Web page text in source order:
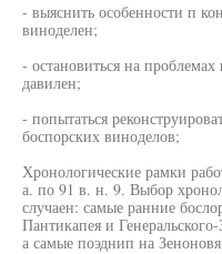
- выяснить особенности п
виноделен;
- остановиться на
давилен;
- попытаться
боспорских виноделов;
Хронологические рамки
а. по 91 в. н. 9. Выбор
случаен: самые ранние
Пантикапея и
а самые поэднип на